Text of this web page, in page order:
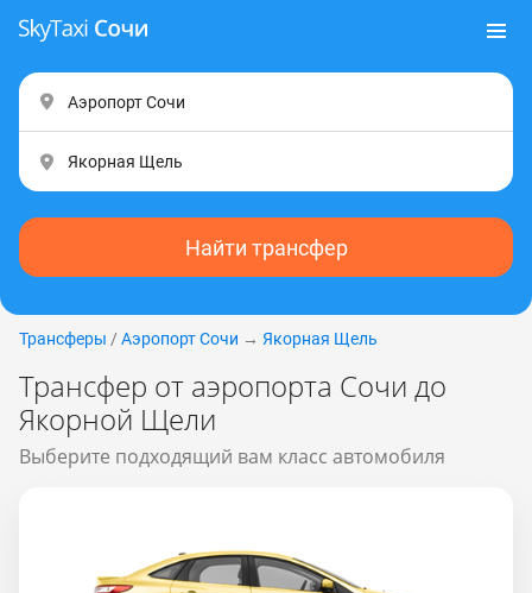
Найти трансфер
Трансферы / Аэропорт Сочи → Якорная Щель
Трансфер от аэропорта Сочи до
Якорной Щели
Выберите подходящий вам класс автомобиля